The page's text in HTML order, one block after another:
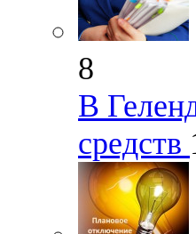
8
В
средств